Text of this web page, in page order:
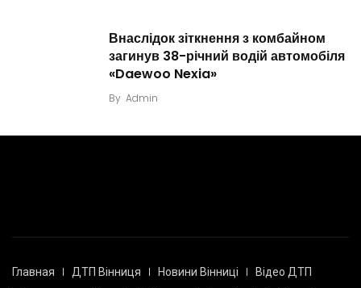
Внаслідок зіткнення з комбайном
загинув 38-річний водій автомобіля
«Daewoo Nexia»
By Admin
Главная ДТП Вінниця Новини Вінниці
Відео ДТП